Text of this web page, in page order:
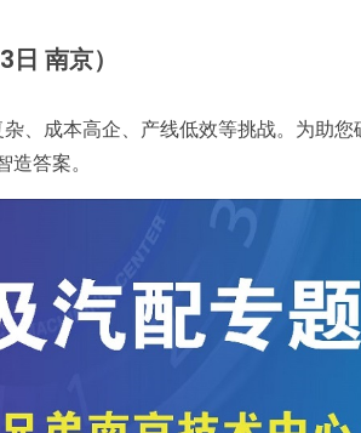
南京）
、成本高企、产线低效等挑战。为助
答案。